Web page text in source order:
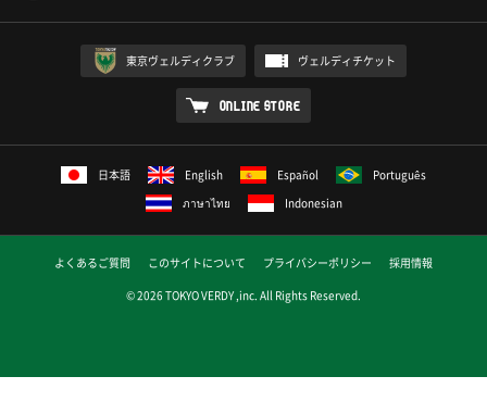
東京ヴェルディクラブ ヴェルディチケット
ONLINE STORE
日本語 English Español
Português
ภาษาไทย
Indonesian
よくあるご質問 このサイトについて プライバシーポリシー
採用情報
© 2026 TOKYO VERDY ,inc. All Rights Reserved.